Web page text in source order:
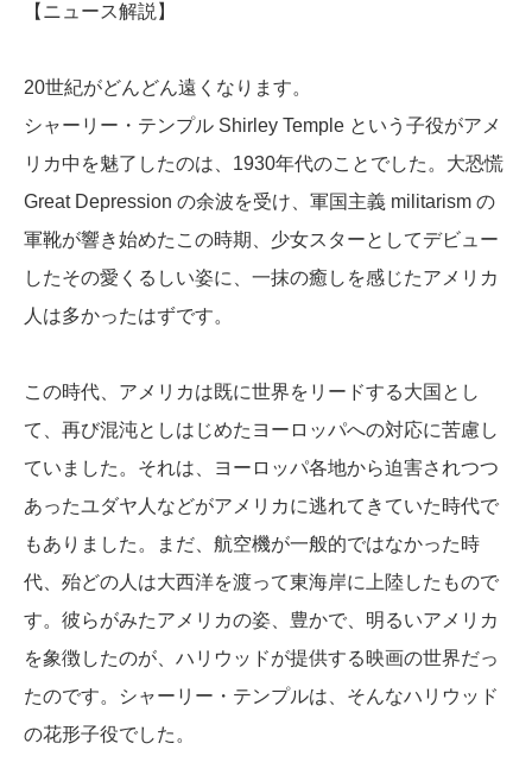
【ニュース解説】
20世紀がどんどん遠くなります。
シャーリー・テンプル Shirley Temple という子役がアメ
リカ中を魅了したのは、1930年代のことでした。大恐慌
Great Depression の余波を受け、軍国主義 militarism の
軍靴が響き始めたこの時期、少女スターとしてデビュー
したその愛くるしい姿に、一抹の癒しを感じたアメリカ
人は多かったはずです。
この時代、アメリカは既に世界をリードする大国とし
て、再び混沌としはじめたヨーロッパへの対応に苦慮し
ていました。それは、ヨーロッパ各地から迫害されつつ
あったユダヤ人などがアメリカに逃れてきていた時代で
もありました。まだ、航空機が一般的ではなかった時
代、殆どの人は大西洋を渡って東海岸に上陸したもので
す。彼らがみたアメリカの姿、豊かで、明るいアメリカ
を象徴したのが、ハリウッドが提供する映画の世界だっ
たのです。シャーリー・テンプルは、そんなハリウッド
の花形子役でした。